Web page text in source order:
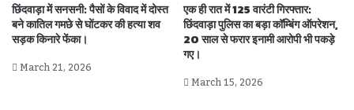
छिंदवाड़ा में सनसनी: पैसों के विवाद में दोस्त
बने कातिल गमछे से घोंटकर की हत्या शव
सड़क किनारे फेंका।
March 21, 2026
एक ही रात में 125 वारंटी गिरफ्तार:
छिंदवाड़ा पुलिस का बड़ा कॉम्बिंग ऑपरेशन,
20 साल से फरार इनामी आरोपी भी पकड़े
गए।
March 15, 2026